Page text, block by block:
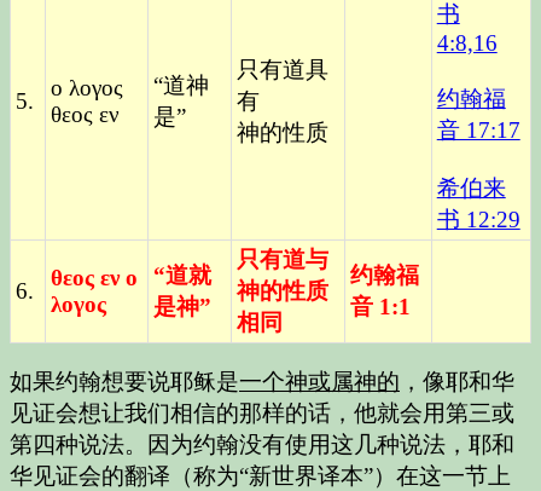
5.
ο λογος
θεος εν
“道神
是”
只有道具
有
神的性质
书
4:8,16
约翰福
音 17:17
希伯来
书 12:29
6.
θεος εν ο
λογος
“道就
是神”
只有道与
神的性质
相同
约翰福
音 1:1
如果约翰想要说耶稣是一个神或属神的 ，像耶和华
见证会想让我们相信的那样的话，他就会用第三或
第四种说法。因为约翰没有使用这几种说法，耶和
华见证会的翻译（称为“新世界译本”）在这一节上